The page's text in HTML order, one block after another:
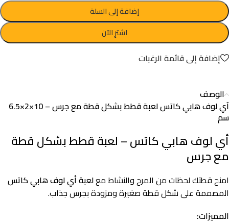
إضافة إلى السلة
اشترِ الآن
إضافة إلى قائمة الرغبات
الوصف
آي لوف هابي كاتس لعبة قطط بشكل قطة مع جرس – 10×2×6.5
سم
أي لوف هابي كاتس – لعبة قطط بشكل قطة
مع جرس
امنح قطتك لحظات من المرح والنشاط معلعبة أي لوف هابي كاتس
المصممة على شكل قطة صغيرة ومزودة بجرس جذاب.
المميزات: